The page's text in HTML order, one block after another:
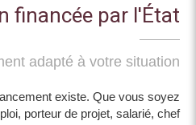
financée par l'État
adapté à votre situation
existe. Que vous soyez
porteur de projet, salarié, chef